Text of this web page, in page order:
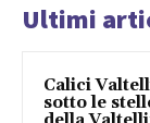
Ultimi
Calici
sotto le